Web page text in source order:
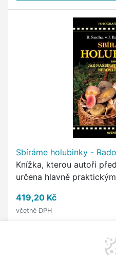
Sbíráme holubinky -
Knížka, kterou autoři
určena hlavně
419,20 Kč
včetně DPH